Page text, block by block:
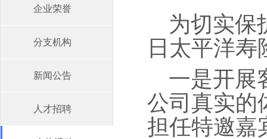
企业荣誉
分支机构
新闻公告
人才招聘
为切实保
日太平洋寿
一是开展
公司真实的
担任特邀嘉